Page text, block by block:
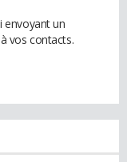
envoyant un
vos contacts.